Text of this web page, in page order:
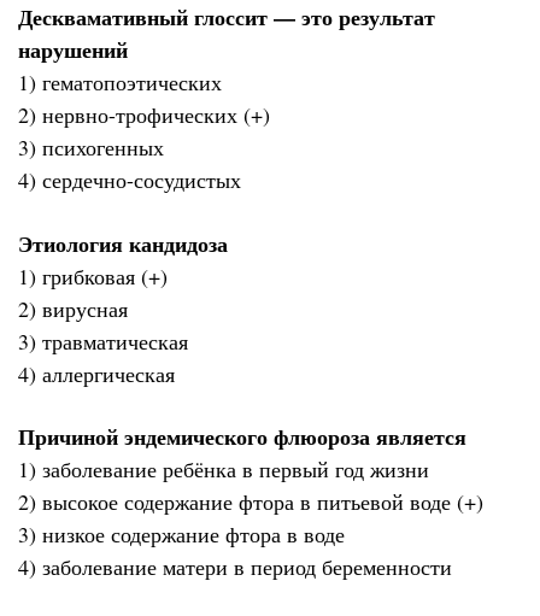
Десквамативный глоссит — это результат
нарушений
1) гематопоэтических
2) нервно-трофических (+)
3) психогенных
4) сердечно-сосудистых
Этиология кандидоза
1) грибковая (+)
2) вирусная
3) травматическая
4) аллергическая
Причиной эндемического флюороза является
1) заболевание ребёнка в первый год жизни
2) высокое содержание фтора в питьевой воде (+)
3) низкое содержание фтора в воде
4) заболевание матери в период беременности